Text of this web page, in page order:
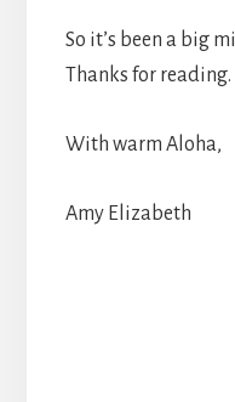
So it’s been a big
Thanks for reading.
With warm Aloha,
Amy Elizabeth